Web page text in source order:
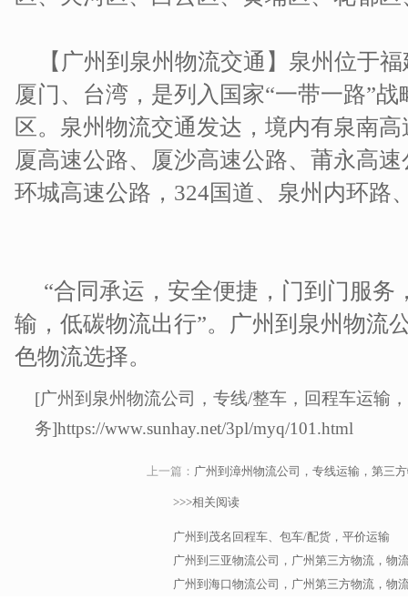
【广州到泉州物流交通】泉州位于
厦门、台湾，是列入国家“一带一路”
区。泉州物流交通发达，境内有泉南
厦高速公路、厦沙高速公路、莆永高
环城高速公路，324国道、泉州内环路
“合同承运，安全便捷，门到门服务
输，低碳物流出行”。广州到泉州物流
色物流选择。
[广州到泉州物流公司，专线/整车，回程车运输
务]https://www.sunhay.net/3pl/myq/101.html
上一篇： 广州到漳州物流公司，专线运输，第三
>>>相关阅读
广州到茂名回程车、包车/配货，平价运输
广州到三亚物流公司，广州第三方物流，物
广州到海口物流公司，广州第三方物流，物